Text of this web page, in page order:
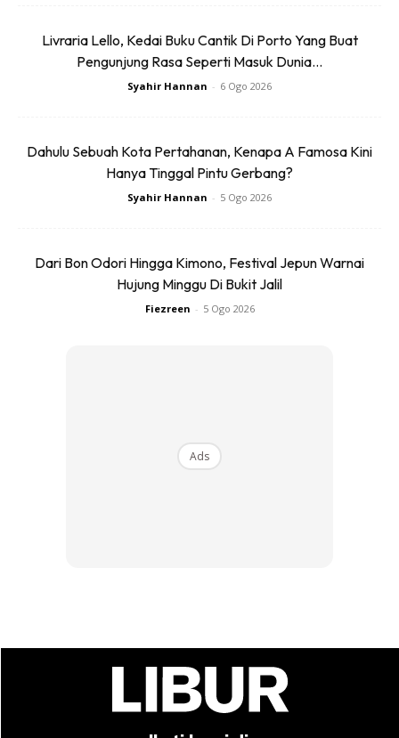
berhampiran dengan chalet tersebut.
Ads
Livraria Lello, Kedai Buku Cantik Di Porto Yang Buat
Pengunjung Rasa Seperti Masuk Dunia...
Syahir Hannan - 6 Ogo 2026
Dahulu Sebuah Kota Pertahanan, Kenapa A Famosa Kini
Hanya Tinggal Pintu Gerbang?
Syahir Hannan - 5 Ogo 2026
Dari Bon Odori Hingga Kimono, Festival Jepun Warnai
Hujung Minggu Di Bukit Jalil
Fiezreen - 5 Ogo 2026
Ads